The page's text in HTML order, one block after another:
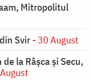
Mitropolitul
Svir- 30 August
la Râşca şi Secu,